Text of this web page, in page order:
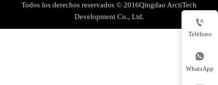
Todos los derechos reservados © 2016Qingdao ArctiTech
Development Co., Ltd.

Teléfono

WhatsApp